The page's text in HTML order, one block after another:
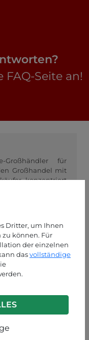
Dritter, um Ihnen
können. Für
der einzelnen
dasvollständige
FAQ-Seite an!
Großhändler für
Großhandel mit
konzentriert
dem Laufenden